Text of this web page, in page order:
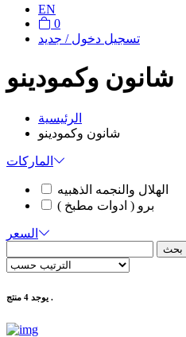
EN
0
تسجيل دخول / جديد
شانون وكمودينو
الرئيسية
شانون وكمودينو
الماركات
الهلال والنجمه الذهبيه
برو ( ادوات مطبخ )
السعر
بحث
يوجد 4 منتج .